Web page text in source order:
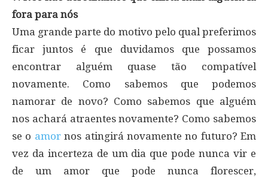
fora para nós
Uma grande parte do motivo pelo qual preferimos
ficar juntos é que duvidamos que possamos
encontrar alguém quase tão compatível
novamente. Como sabemos que podemos
namorar de novo? Como sabemos que alguém
nos achará atraentes novamente? Como sabemos
se o amornos atingirá novamente no futuro? Em
vez da incerteza de um dia que pode nunca vir e
de um amor que pode nunca florescer,